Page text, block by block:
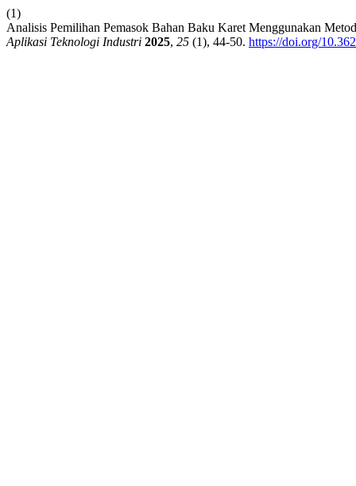
(1)
Analisis Pemilihan Pemasok Bahan Baku Karet Menggunakan
Aplikasi Teknologi Industri 2025, 25 (1), 44-50. https://doi.org/